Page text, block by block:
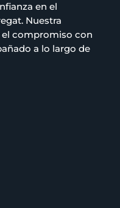
en el
Nuestra
compromiso con
a lo largo de